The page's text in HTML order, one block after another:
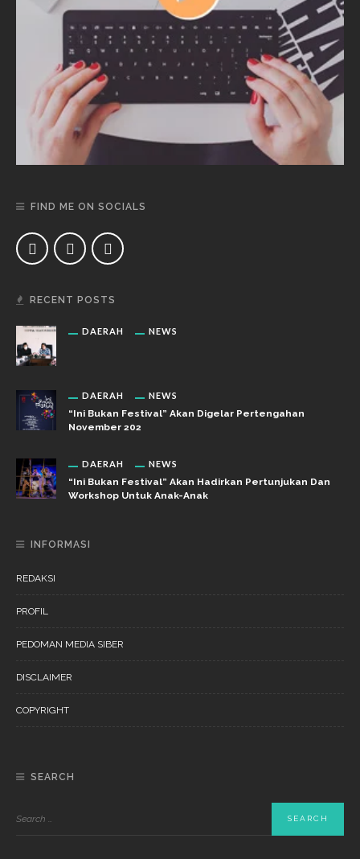
FIND ME ON SOCIALS
RECENT POSTS
DAERAH NEWS
DAERAH NEWS
“Ini Bukan Festival” Akan Digelar Pertengahan
November 202
DAERAH NEWS
“Ini Bukan Festival” Akan Hadirkan Pertunjukan Dan
Workshop Untuk Anak-Anak
INFORMASI
REDAKSI
PROFIL
PEDOMAN MEDIA SIBER
DISCLAIMER
COPYRIGHT
SEARCH